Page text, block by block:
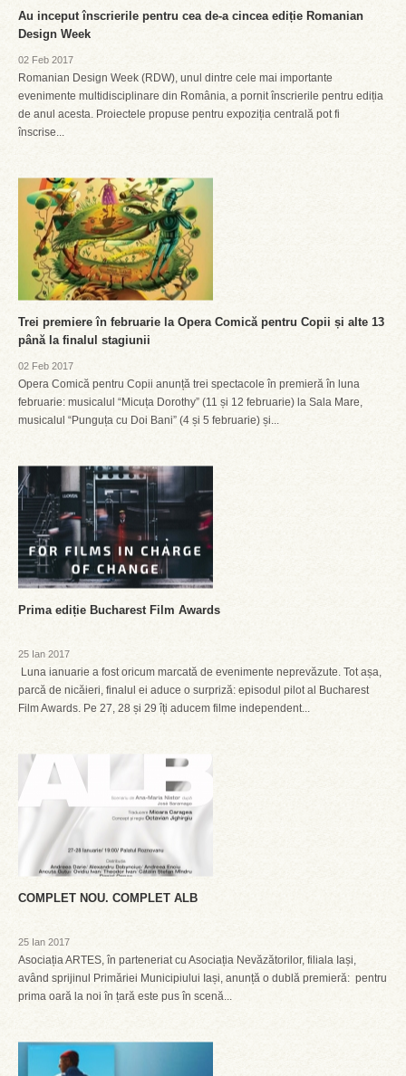
Au inceput înscrierile pentru cea de-a cincea ediție Romanian
Design Week
02 Feb 2017
Romanian Design Week (RDW), unul dintre cele mai importante
evenimente multidisciplinare din România, a pornit înscrierile pentru ediția
de anul acesta. Proiectele propuse pentru expoziția centrală pot fi
înscrise...
Trei premiere în februarie la Opera Comică pentru Copii și alte 13
până la finalul stagiunii
02 Feb 2017
Opera Comică pentru Copii anunță trei spectacole în premieră în luna
februarie: musicalul “Micuța Dorothy” (11 și 12 februarie) la Sala Mare,
musicalul “Punguța cu Doi Bani” (4 și 5 februarie) și...
Prima ediție Bucharest Film Awards
25 Ian 2017
Luna ianuarie a fost oricum marcată de evenimente neprevăzute. Tot așa,
parcă de nicăieri, finalul ei aduce o surpriză: episodul pilot al Bucharest
Film Awards. Pe 27, 28 și 29 îți aducem filme independent...
COMPLET NOU. COMPLET ALB
25 Ian 2017
Asociația ARTES, în parteneriat cu Asociația Nevăzătorilor, filiala Iași,
având sprijinul Primăriei Municipiului Iași, anunță o dublă premieră: pentru
prima oară la noi în țară este pus în scenă...